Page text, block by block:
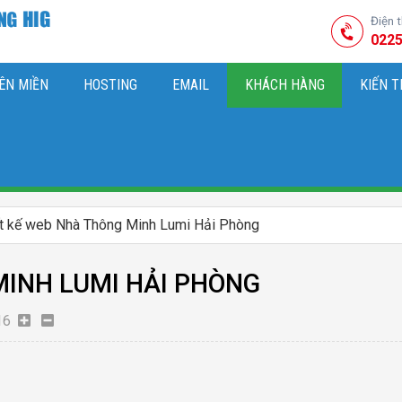
Điện
MIỀN HOSTING EMAIL KHÁCH HÀNG KIẾN
kế web Nhà Thông Minh Lumi Hải Phòng
LUMI HẢI PHÒNG